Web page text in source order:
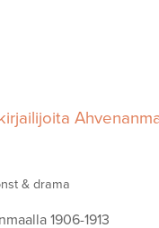
& drama
1906-1913